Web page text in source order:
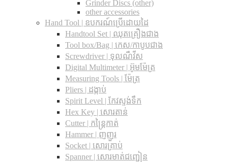
Grinder Discs (other)
other accessories
Hand Tool | ឧបករណ៍ប្រើដោយដៃ
Handtool Set | ឈុតគ្រឿងជាង
Tool box/Bag | កេស/កាបូបជាង
Screwdriver | ទុលណឺវីស
Digital Multimeter | អ៊ូមម៉ែត្រ
Measuring Tools | ម៉ែត្រ
Pliers | ដង្កាប់
Spirit Level | កែវស្ទង់ទឹក
Hex Key | សោរតាន់
Cutter | កន្រ្តៃកាត់
Hammer | ញញួរ
Socket | សោរគ្រាប់
Spanner |​ សោរមាត់ជញ្ជៀន